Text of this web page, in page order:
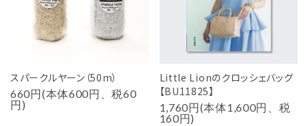
スパークルヤーン（50m）
660円(本体600円、税60
円)
Little Lionのクロッシェバッグ
【BU11825】
1,760円(本体1,600円、税
160円)